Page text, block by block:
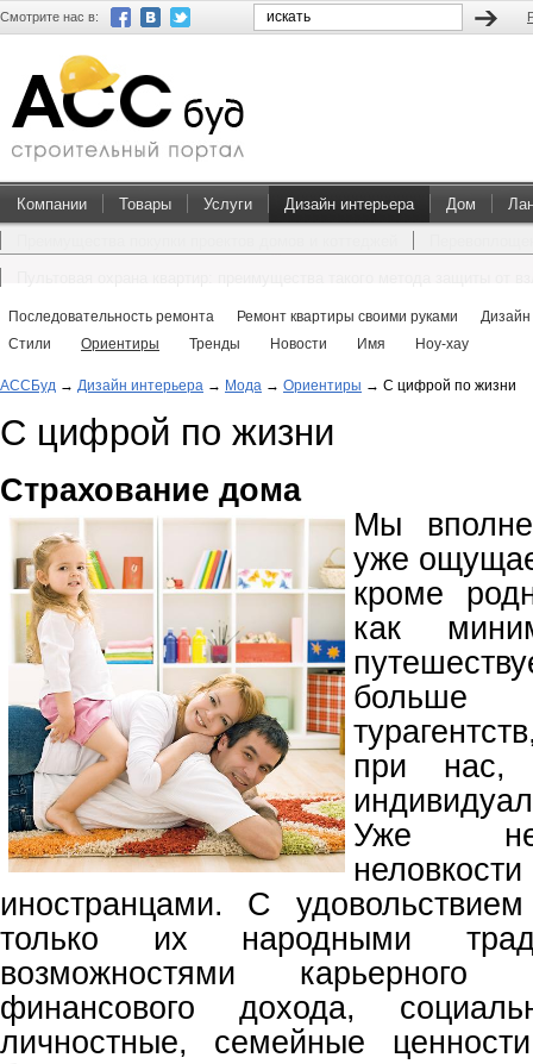
Смотрите нас в:
Компании Товары Услуги Дизайн интерьера Дом
Последовательность ремонта Ремонт квартиры своими руками
Дизайн
Стили
Ориентиры Тренды Новости Имя Ноу-хау
АССБуд → Дизайн интерьера → Мода → Ориентиры → С цифрой по жизни
С цифрой по жизни
Страхование дома
Мы
уже
кроме
как
при нас,
Уже не
иностранцами. С
только их народными
возможностями карьерного
финансового дохода,
личностные, семейные